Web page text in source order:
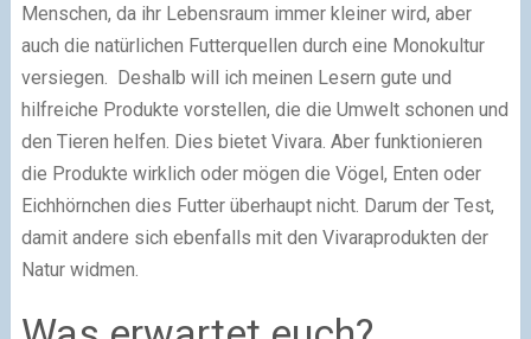
Menschen, da ihr Lebensraum immer kleiner wird, aber
auch die natürlichen Futterquellen durch eine Monokultur
versiegen. Deshalb will ich meinen Lesern gute und
hilfreiche Produkte vorstellen, die die Umwelt schonen und
den Tieren helfen. Dies bietet Vivara. Aber funktionieren
die Produkte wirklich oder mögen die Vögel, Enten oder
Eichhörnchen dies Futter überhaupt nicht. Darum der Test,
damit andere sich ebenfalls mit den Vivaraprodukten der
Natur widmen.